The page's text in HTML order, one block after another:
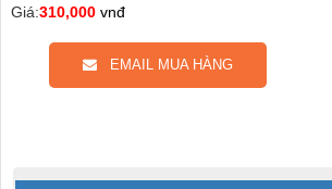
Giá:310,000 vnđ
EMAIL MUA HÀNG